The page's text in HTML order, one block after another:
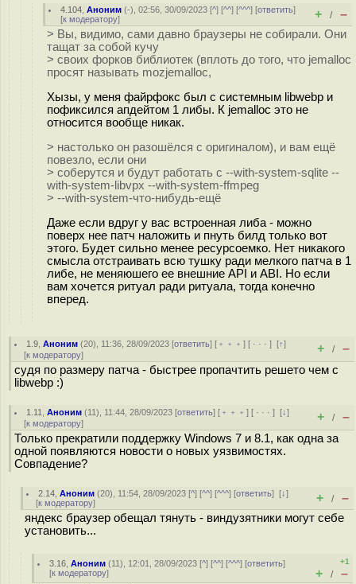
4.104 ,Аноним (-), 02:56, 30/09/2023 [^] [^^] [^^^] [ответить]
[к модератору] + / –
> Вы, видимо, сами давно браузеры не собирали. Они
тащат за собой кучу
> своих форков библиотек (вплоть до того, что jemalloc
просят называть mozjemalloc,
Хызы, у меня файрфокс был с системным libwebp и
пофиксился апдейтом 1 либы. К jemalloc это не
относится вообще никак.
> настолько он разошёлся с оригиналом), и вам ещё
повезло, если они
> соберутся и будут работать с --with-system-sqlite --
with-system-libvpx --with-system-ffmpeg
> --with-system-что-нибудь-ещё
Даже если вдруг у вас встроенная либа - можно
поверх нее патч наложить и пнуть билд только вот
этого. Будет сильно менее ресурсоемко. Нет никакого
смысла отстраивать всю тушку ради мелкого патча в 1
либе, не меняюшего ее внешние API и ABI. Но если
вам хочется ритуал ради ритуала, тогда конечно
вперед.
1.9 ,Аноним (20), 11:36, 28/09/2023 [ответить] [ ﹢﹢﹢] [ · · ·][↑]
[к модератору] + / –
судя по размеру патча - быстрее пропачтить рeшeтo чем с
libwebp :)
1.11 ,Аноним (11), 11:44, 28/09/2023 [ответить] [ ﹢﹢﹢] [ · · ·][↓]
[к модератору] + / –
Только прекратили поддержку Windows 7 и 8.1, как одна за
одной появляются новости о новых уязвимостях.
Совпадение?
2.14 ,Аноним (20), 11:54, 28/09/2023 [^] [^^] [^^^] [ответить][↓]
[к модератору] + / –
яндекс браузер обещал тянуть - виндузятники могут себе
установить...
3.16 ,Аноним (11), 12:01, 28/09/2023 [^] [^^] [^^^] [ответить]
[к модератору]
+1
+ / –